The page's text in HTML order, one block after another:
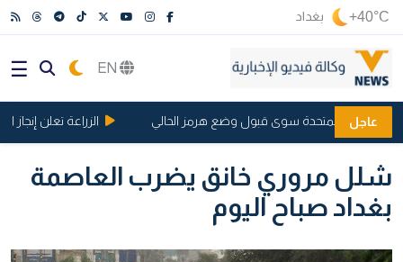
+40°C بغداد
عاجل
للولايات المتحدة سوى قبول وضع هرمز الحالي الزراعة تعلن إنجاز
شلل مروري خانق يضرب العاصمة
بغداد صباح اليوم